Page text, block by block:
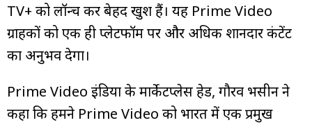
TV+ को लॉन्च कर बेहद खुश हैं। यह Prime Video
ग्राहकों को एक ही प्लेटफॉर्म पर और अधिक शानदार कंटेंट
का अनुभव देगा।
Prime Video इंडिया के मार्केटप्लेस हेड, गौरव भसीन ने
कहा कि हमने Prime Video को भारत में एक प्रमुख